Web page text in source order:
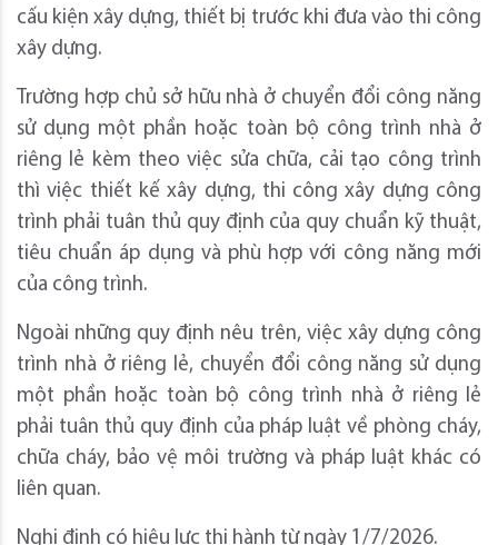
cấu kiện xây dựng, thiết bị trước khi đưa vào thi công
xây dựng.
Trường hợp chủ sở hữu nhà ở chuyển đổi công năng
sử dụng một phần hoặc toàn bộ công trình nhà ở
riêng lẻ kèm theo việc sửa chữa, cải tạo công trình
thì việc thiết kế xây dựng, thi công xây dựng công
trình phải tuân thủ quy định của quy chuẩn kỹ thuật,
tiêu chuẩn áp dụng và phù hợp với công năng mới
của công trình.
Ngoài những quy định nêu trên, việc xây dựng công
trình nhà ở riêng lẻ, chuyển đổi công năng sử dụng
một phần hoặc toàn bộ công trình nhà ở riêng lẻ
phải tuân thủ quy định của pháp luật về phòng cháy,
chữa cháy, bảo vệ môi trường và pháp luật khác có
liên quan.
Nghị định có hiệu lực thi hành từ ngày 1/7/2026.